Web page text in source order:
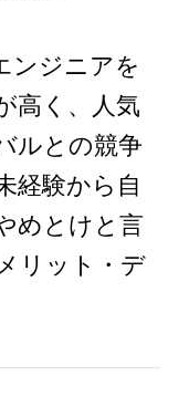
ンジニアを
高く、人気
ルとの競争
経験から自
めとけと言
リット・デ